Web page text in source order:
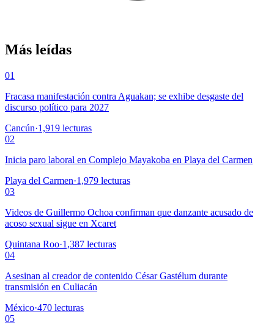
Más leídas
01
Fracasa manifestación contra Aguakan; se exhibe desgaste del
discurso político para 2027
Cancún·1,919 lecturas
02
Inicia paro laboral en Complejo Mayakoba en Playa del Carmen
Playa del Carmen·1,979 lecturas
03
Videos de Guillermo Ochoa confirman que danzante acusado de
acoso sexual sigue en Xcaret
Quintana Roo·1,387 lecturas
04
Asesinan al creador de contenido César Gastélum durante
transmisión en Culiacán
México·470 lecturas
05